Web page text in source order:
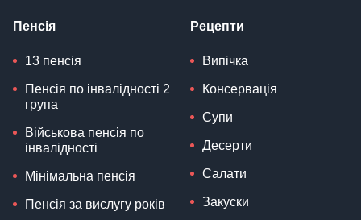
Пенсія
13 пенсія
Пенсія по інвалідності 2
група
Військова пенсія по
інвалідності
Мінімальна пенсія
Пенсія за вислугу років
Рецепти
Випічка
Консервація
Супи
Десерти
Салати
Закуски